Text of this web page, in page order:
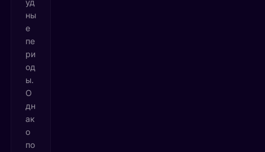
уд
ны
е
пе
ри
од
ы.
О
дн
ак
о
по